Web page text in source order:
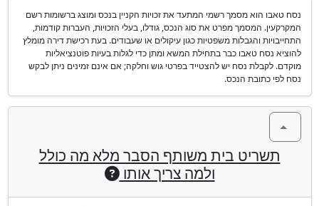
נסח טאבו הוא מסמך רשמי המתעד את זכויות הקניין בנכס ומוצג ברשומות רשם
המקרקעין. המסמך מפרט את סוג הנכס, גודלו, בעלי הזכויות, העברות קודמות,
התחייבויות והגבלות משפטיות כגון עיקולים או שעבודים. בעת רכישת דירה מומלץ
להוציא נסח טאבו כבר בתחילת המשא ומתן כדי לגלות בעיות פוטנציאליות
מוקדם. לקבלת נסח יש להצטייד בפרטי גוש וחלקה; אם אינם זמינים ניתן לבקש
נסח לפי כתובת הנכס.
תשריט בית משותף הסבר מלא מה כולל
ולמה צריך אותו